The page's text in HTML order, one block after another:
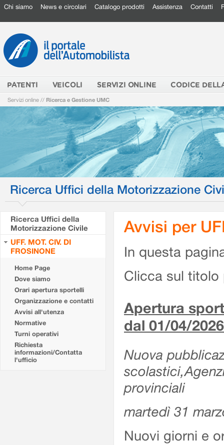
Chi siamo News e circolari Catalogo prodotti Assistenza Contatti
PATENTI VEICOLI SERVIZI ONLINE CODICE
Servizi online // Ricerca e Gestione UMC
Ricerca Uffici della Motorizzazione
Ricerca Uffici della
Motorizzazione Civile
UFF. MOT. CIV. DI
FROSINONE
Home Page
Dove siamo
Orari apertura sportelli
Organizzazione e contatti
Avvisi all'utenza
Normative
Turni operativi
Richiesta
informazioni/Contatta
l'ufficio
Avvisi per
In questa
Clicca sul titolo
Apertura
dal 01/04/2026
Nuova
provinciali
martedì 31
Nuovi giorni e